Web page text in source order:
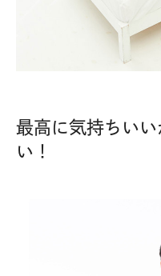
最高に気持ちい
い！